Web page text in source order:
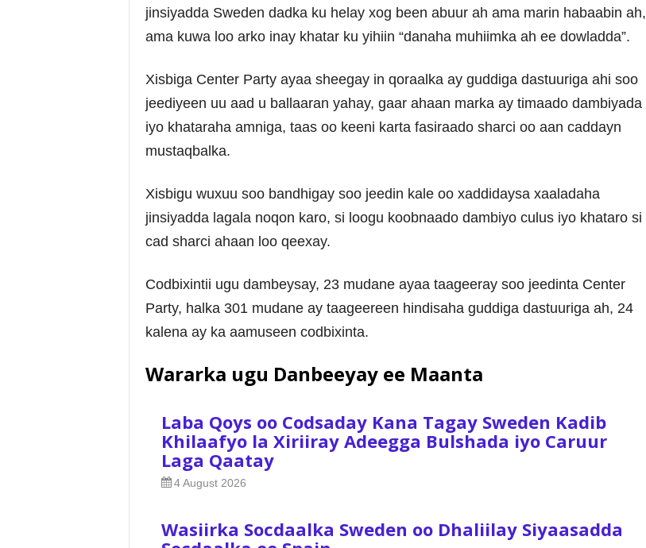
jinsiyadda Sweden dadka ku helay xog been abuur ah ama marin habaabin ah,
ama kuwa loo arko inay khatar ku yihiin “danaha muhiimka ah ee dowladda”.
Xisbiga Center Party ayaa sheegay in qoraalka ay guddiga dastuuriga ahi soo
jeediyeen uu aad u ballaaran yahay, gaar ahaan marka ay timaado dambiyada
iyo khataraha amniga, taas oo keeni karta fasiraado sharci oo aan caddayn
mustaqbalka.
Xisbigu wuxuu soo bandhigay soo jeedin kale oo xaddidaysa xaaladaha
jinsiyadda lagala noqon karo, si loogu koobnaado dambiyo culus iyo khataro si
cad sharci ahaan loo qeexay.
Codbixintii ugu dambeysay, 23 mudane ayaa taageeray soo jeedinta Center
Party, halka 301 mudane ay taageereen hindisaha guddiga dastuuriga ah, 24
kalena ay ka aamuseen codbixinta.
Wararka ugu Danbeeyay ee Maanta
Laba Qoys oo Codsaday Kana Tagay Sweden Kadib
Khilaafyo la Xiriiray Adeegga Bulshada iyo Caruur
Laga Qaatay
4 August 2026
Wasiirka Socdaalka Sweden oo Dhaliilay Siyaasadda